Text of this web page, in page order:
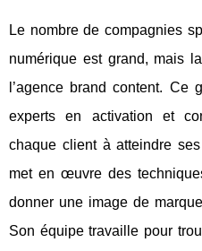
Le nombre de compagnies
numérique est grand, mais
l’agence brand content. Ce
experts en activation et
chaque client à atteindre
met en œuvre des
donner une image de
Son équipe travaille pour